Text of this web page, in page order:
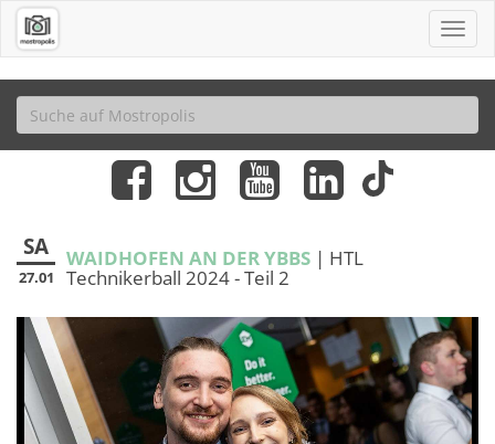
SA
27.01
WAIDHOFEN AN DER YBBS | HTL
Technikerball 2024 - Teil 2